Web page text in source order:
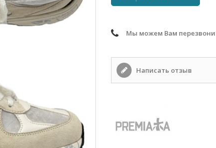
Мы можем Вам
Написать отзыв